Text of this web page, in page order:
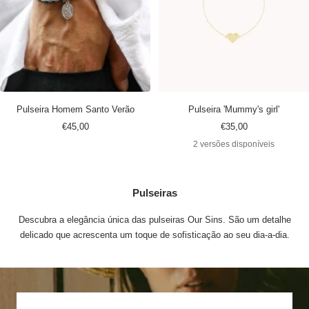
Pulseira Homem Santo Verão
Preço
€45,00
Pulseira 'Mummy's girl'
Preço
promocional
€35,00
2 versões disponíveis
Pulseiras
Descubra a elegância única das pulseiras Our Sins. São um detalhe
delicado que acrescenta um toque de sofisticação ao seu dia-a-dia.